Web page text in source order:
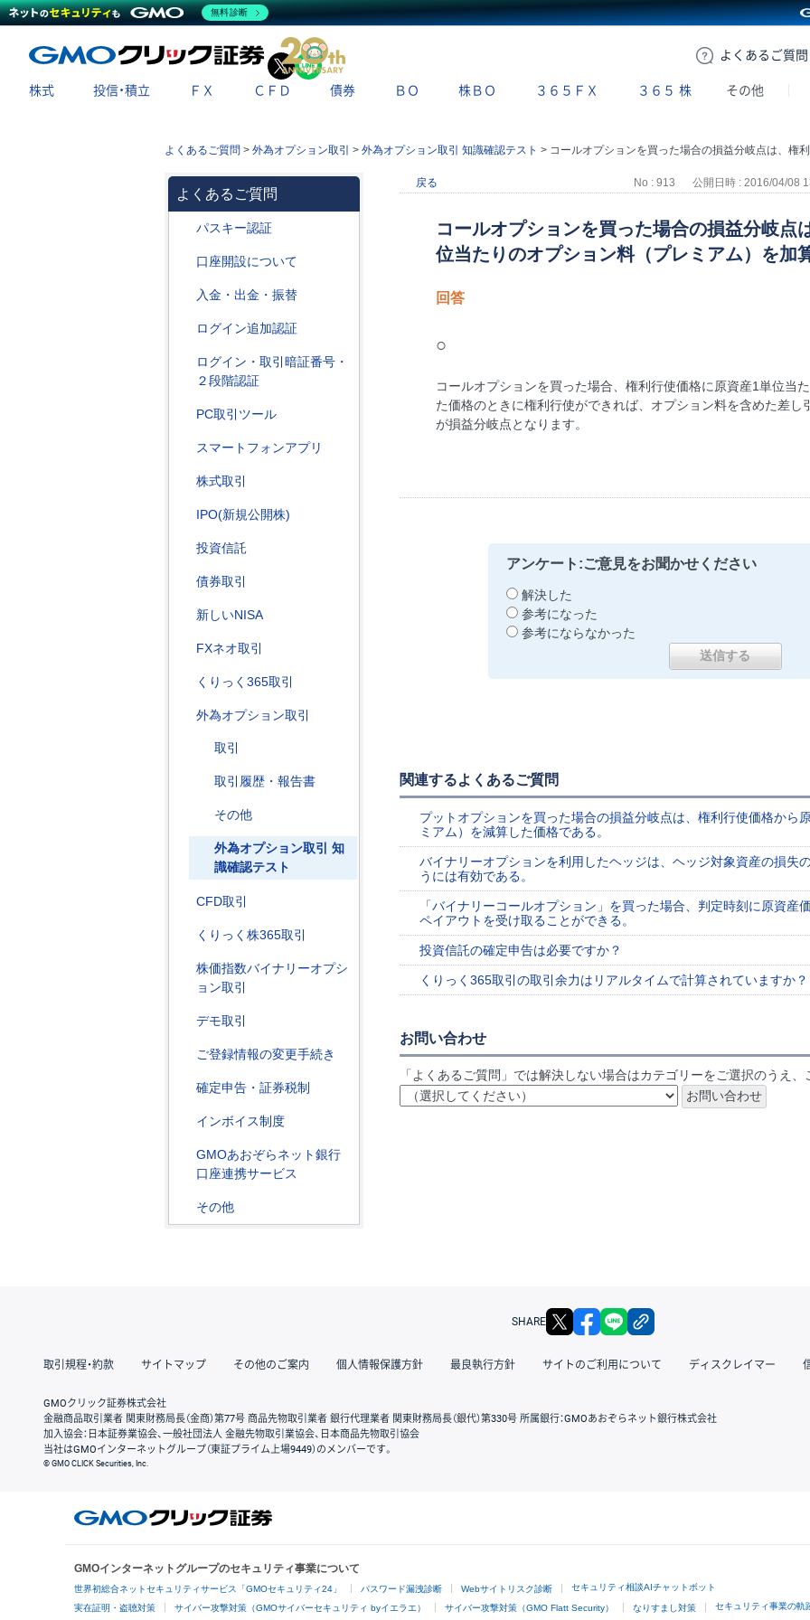
よくある ご質問
X
株式 投信・積立 ＦＸ ＣＦＤ 債券 ＢＯ 株ＢＯ ３６５ＦＸ ３６５ 株 その他
よくあるご質問 > 外為オプション取引 > 外為オプション取引 知識確認テスト > コールオプションを買った場合の損益分岐点は、権利行使価格に原資産１単位当たりのオプション料（プレミアム）を加算した価格である。
よくあるご質問
パスキー認証
口座開設について
入金・出金・振替
ログイン追加認証
ログイン・取引暗証番号・
２段階認証
PC取引ツール
スマートフォンアプリ
株式取引
IPO(新規公開株)
投資信託
債券取引
新しいNISA
FXネオ取引
くりっく365取引
外為オプション取引
取引
取引履歴・報告書
その他
外為オプション取引 知
識確認テスト
CFD取引
くりっく株365取引
株価指数バイナリーオプシ
ョン取引
デモ取引
ご登録情報の変更手続き
確定申告・証券税制
インボイス制度
GMOあおぞらネット銀行
口座連携サービス
その他
戻る No : 913 公開日時 : 2016/04/08
コールオプションを買った場合の損益分岐点
位当たりのオプション料（プレミアム）を加
回答
○
コールオプションを買った場合、権利行使価格に原資産1単位当
た価格のときに権利行使ができれば、オプション料を含めた差
が損益分岐点となります。
アンケート:ご意見をお聞かせください
解決した
参考になった
参考にならなかった
関連するよくあるご質問
プットオプションを買った場合の損益分岐点は、権利行使価格から
ミアム）を減算した価格である。
バイナリーオプションを利用したヘッジは、ヘッジ対象資産の損失
うには有効である。
「バイナリーコールオプション」を買った場合、判定時刻に原資産
ペイアウトを受け取ることができる。
投資信託の確定申告は必要ですか？
くりっく365取引の取引余力はリアルタイムで計算されていますか？
お問い合わせ
「よくあるご質問」では解決しない場合はカテゴリーをご選択のうえ、
SHARE X facebook
取引規程・約款 サイトマップ その他のご案内 個人情報保護方針 最良執行方針 サイトのご利用について ディスクレイマー
GMOクリック証券株式会社
金融商品取引業者 関東財務局長（金商）第77号 商品先物取引業者 銀行代理業者 関東財務局長（銀代）第330号 所属銀行：GMOあおぞらネット銀行株式会社
加入協会：日本証券業協会、一般社団法人 金融先物取引業協会、日本商品先物取引協会
当社はGMOインターネットグループ（東証プライム上場9449）のメンバーです。
© GMO CLICK Securities, Inc.
GMOインターネットグループのセキュリティ事業について
世界初総合ネットセキュリティサービス「GMOセキュリティ24」 パスワード漏洩診断 Webサイトリスク診断 セキュリティ相談AIチャットボット
実在証明・盗聴対策 サイバー攻撃対策（GMOサイバーセキュリティ byイエラエ） サイバー攻撃対策（GMO Flatt Security） なりすまし対策 セキュリティ事業の軌
無料診断